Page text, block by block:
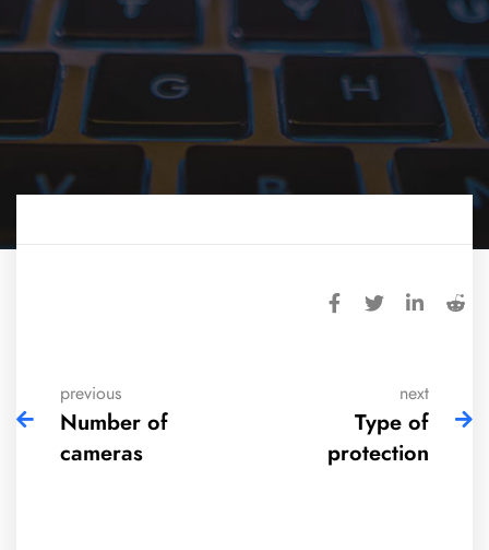
previous
Number of
cameras
next
Type of
protection